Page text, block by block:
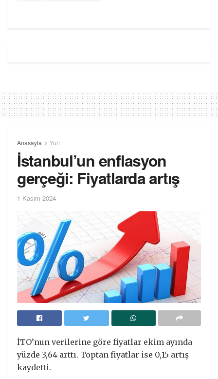
Anasayfa Yurt
İstanbul’un enflasyon
gerçeği: Fiyatlarda artış
1 Kasım 2024
İTO’nun verilerine göre fiyatlar ekim ayında
yüzde 3,64 arttı. Toptan fiyatlar ise 0,15 artış
kaydetti.